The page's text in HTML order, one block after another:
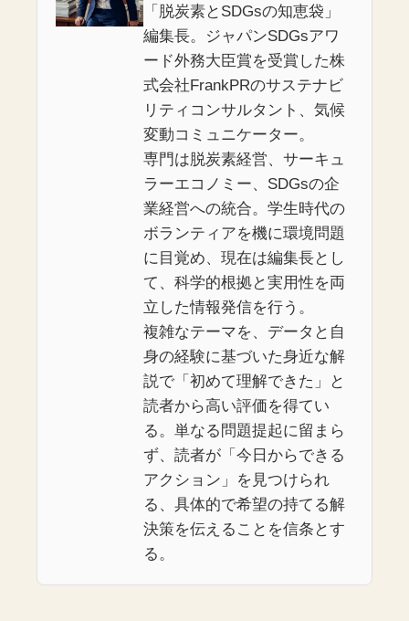
「脱炭素とSDGsの知恵袋」
編集長。ジャパンSDGsアワ
ード外務大臣賞を受賞した株
式会社FrankPRのサステナビ
リティコンサルタント、気候
変動コミュニケーター。
専門は脱炭素経営、サーキュ
ラーエコノミー、SDGsの企
業経営への統合。学生時代の
ボランティアを機に環境問題
に目覚め、現在は編集長とし
て、科学的根拠と実用性を両
立した情報発信を行う。
複雑なテーマを、データと自
身の経験に基づいた身近な解
説で「初めて理解できた」と
読者から高い評価を得てい
る。単なる問題提起に留まら
ず、読者が「今日からできる
アクション」を見つけられ
る、具体的で希望の持てる解
決策を伝えることを信条とす
る。